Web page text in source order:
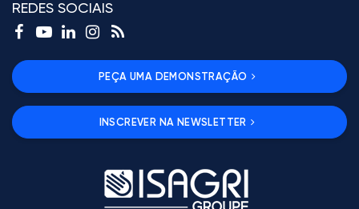
REDES SOCIAIS
PEÇA UMA DEMONSTRAÇÃO
INSCREVER NA NEWSLETTER